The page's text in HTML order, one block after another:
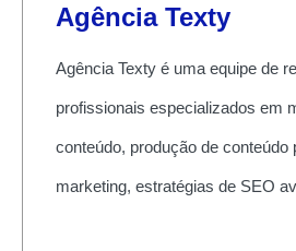
Agência Texty
Agência Texty é uma equipe de
profissionais especializados em
conteúdo, produção de conteúdo
marketing, estratégias de SEO